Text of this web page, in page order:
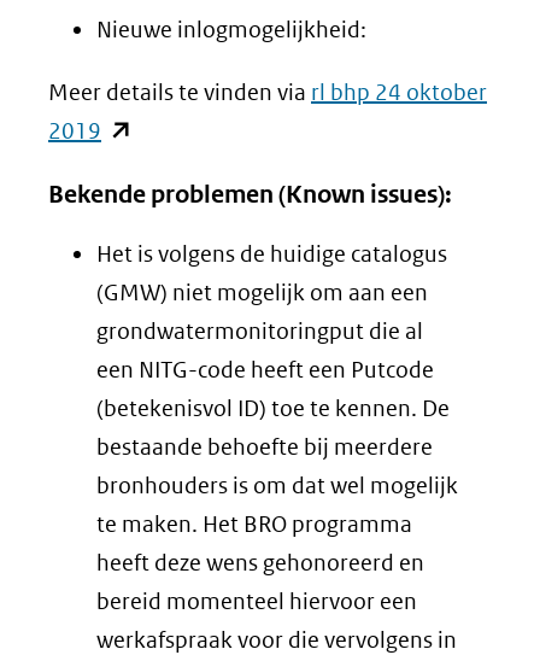
Nieuwe inlogmogelijkheid:
Meer details te vinden via rl bhp 24 oktober
2019 (opent
nieuw
venster)
(verwijst
naar
een
andere
website)
Bekende problemen (Known issues):
Het is volgens de huidige catalogus
(GMW) niet mogelijk om aan een
grondwatermonitoringput die al
een NITG-code heeft een Putcode
(betekenisvol ID) toe te kennen. De
bestaande behoefte bij meerdere
bronhouders is om dat wel mogelijk
te maken. Het BRO programma
heeft deze wens gehonoreerd en
bereid momenteel hiervoor een
werkafspraak voor die vervolgens in